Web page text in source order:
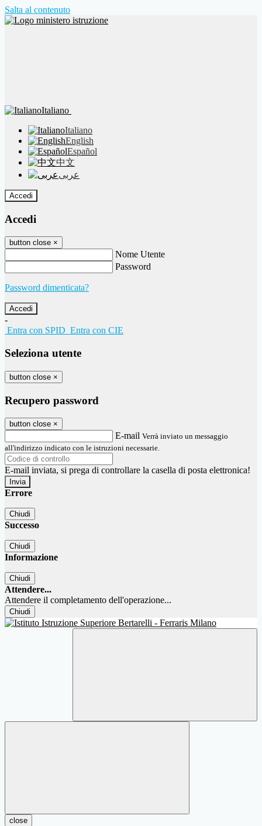
Salta al contenuto
Italiano
Italiano
English
Español
中文
عربى
Accedi
Accedi
button close ×
Nome Utente
Password
Password dimenticata?
-
Entra con SPID Entra con CIE
Seleziona utente
button close ×
Recupero password
button close ×
E-mail Verrà inviato un messaggio
all'indirizzo indicato con le istruzioni necessarie.
E-mail inviata, si prega di controllare la casella di posta elettronica!
Errore
Chiudi
Successo
Chiudi
Informazione
Chiudi
Attendere...
Attendere il completamento dell'operazione...
Chiudi
close